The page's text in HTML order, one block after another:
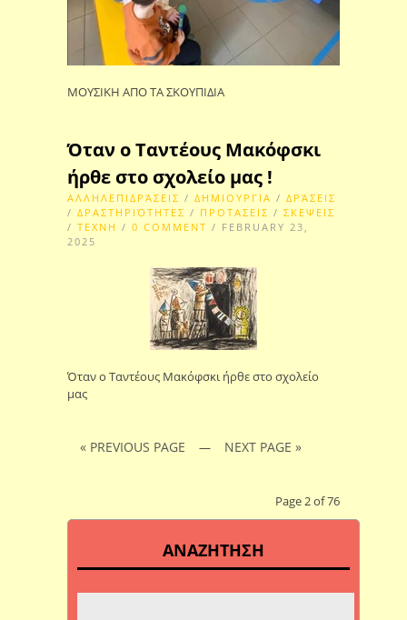
ΜΟΥΣΙΚΗ ΑΠΟ ΤΑ ΣΚΟΥΠΙΔΙΑ
Όταν ο Ταντέους Μακόφσκι
ήρθε στο σχολείο μας !
ΑΛΛΗΛΕΠΙΔΡΆΣΕΙΣ / ΔΗΜΙΟΥΡΓΙΑ / ΔΡΆΣΕΙΣ
/ ΔΡΑΣΤΗΡΙΌΤΗΤΕΣ / ΠΡΟΤΑΣΕΙΣ / ΣΚΕΨΕΙΣ
/ ΤΕΧΝΗ / 0 COMMENT / FEBRUARY 23,
2025
Όταν ο Ταντέους Μακόφσκι ήρθε στο σχολείο
μας
« PREVIOUS PAGE — NEXT PAGE »
Page 2 of 76
ΑΝΑΖΗΤΗΣΗ